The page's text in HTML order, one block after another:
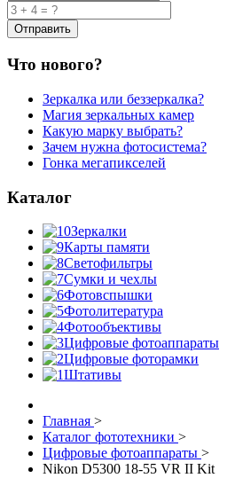
Что нового?
Зеркалка или беззеркалка?
Магия зеркальных камер
Какую марку выбрать?
Зачем нужна фотосистема?
Гонка мегапикселей
Каталог
Зеркалки
Карты памяти
Светофильтры
Сумки и чехлы
Фотовспышки
Фотолитература
Фотообъективы
Цифровые фотоаппараты
Цифровые фоторамки
Штативы
Главная >
Каталог фототехники >
Цифровые фотоаппараты >
Nikon D5300 18-55 VR II Kit